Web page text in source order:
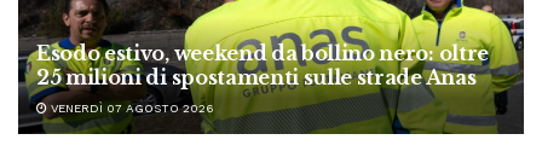
Esodo estivo, weekend da bollino nero: oltre
25 milioni di spostamenti sulle strade Anas
VENERDÌ 07 AGOSTO 2026